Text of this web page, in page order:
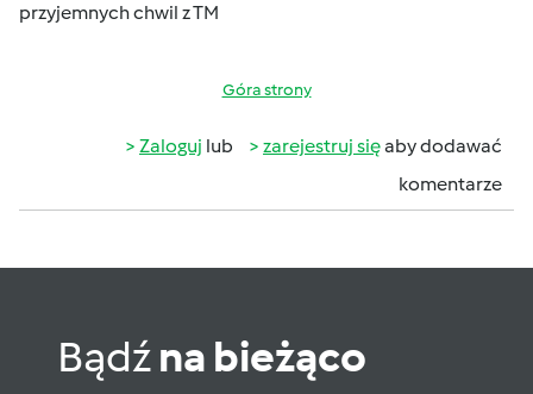
przyjemnych chwil z TM
Góra strony
Zaloguj lub zarejestruj sięaby dodawać
komentarze
Bądźna bieżąco